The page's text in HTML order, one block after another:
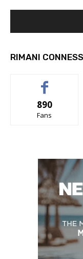
RIMANI
890
Fans